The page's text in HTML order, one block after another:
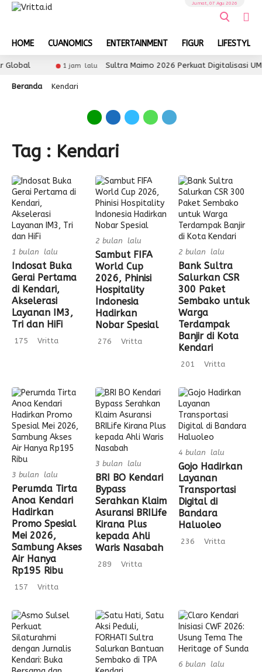
HOME CUANOMICS ENTERTAINMENT FIGUR LIFESTYLE
Jumat, 07 Agu 2026
1 jam lalu Sultra Maimo 2026 Perkuat Digitalisasi
Beranda Kendari
Tag : Kendari
1 bulan lalu
Indosat Buka
Gerai Pertama
di Kendari,
Akselerasi
Layanan IM3,
Tri dan HiFi
175 Vritta
2 bulan lalu
Sambut FIFA
World Cup
2026, Phinisi
Hospitality
Indonesia
Hadirkan
Nobar Spesial
276 Vritta
2 bulan lalu
Bank Sultra
Salurkan CSR
300 Paket
Sembako untuk
Warga
Terdampak
Banjir di Kota
Kendari
201 Vritta
3 bulan lalu
Perumda Tirta
Anoa Kendari
Hadirkan
Promo Spesial
Mei 2026,
Sambung Akses
Air Hanya
Rp195 Ribu
157 Vritta
3 bulan lalu
BRI BO Kendari
Bypass
Serahkan Klaim
Asuransi BRILife
Kirana Plus
kepada Ahli
Waris Nasabah
289 Vritta
4 bulan lalu
Gojo Hadirkan
Layanan
Transportasi
Digital di
Bandara
Haluoleo
236 Vritta
6 bulan lalu